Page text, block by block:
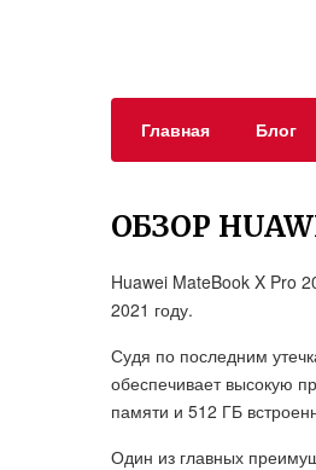
Главная Блог
ОБЗОР
Huawei MateBook X Pro
2021 году.
Судя по последним
обеспечивает высокую
памяти и 512 ГБ
Один из главных